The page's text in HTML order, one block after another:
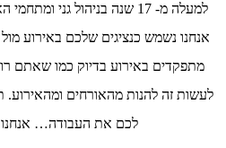
למעלה מ- 17 שנה בניהול גני
אנחנו נשמש כנציגים שלכם באירוע
מתפקדים באירוע בדיוק כמו שאתם
לעשות זה להנות מהאורחים ומהאירוע.
לכם את העבודה… אנחנו